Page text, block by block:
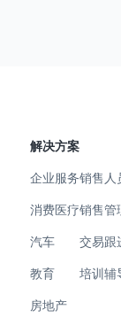
解决方案
企业服务
消费医疗
汽车
教育
房地产
销售人
销售管
交易跟
培训辅